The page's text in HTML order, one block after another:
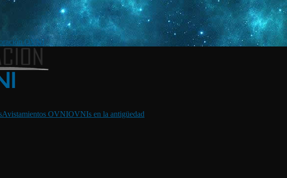
OVNI
Avistamientos OVNIOVNIs en la antigüedad